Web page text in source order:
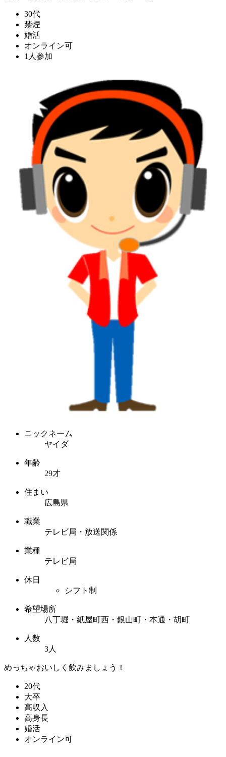
30代
禁煙
婚活
オンライン可
1人参加
ニックネーム
ヤイダ
年齢
29才
住まい
広島県
職業
テレビ局・放送関係
業種
テレビ局
休日
シフト制
希望場所
八丁堀・紙屋町西・銀山町・本通・胡町
人数
3人
めっちゃおいしく飲みましょう！
20代
大卒
高収入
高身長
婚活
オンライン可